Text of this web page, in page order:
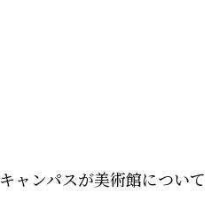
キャンパスが美術館について